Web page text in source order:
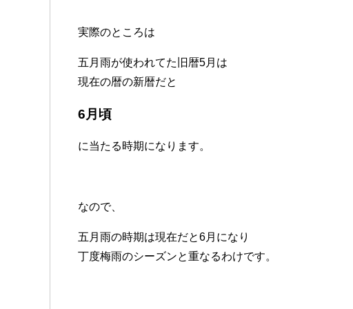
実際のところは
五月雨が使われてた旧暦5月は
現在の暦の新暦だと
6月頃
に当たる時期になります。
なので、
五月雨の時期は現在だと6月になり
丁度梅雨のシーズンと重なるわけです。